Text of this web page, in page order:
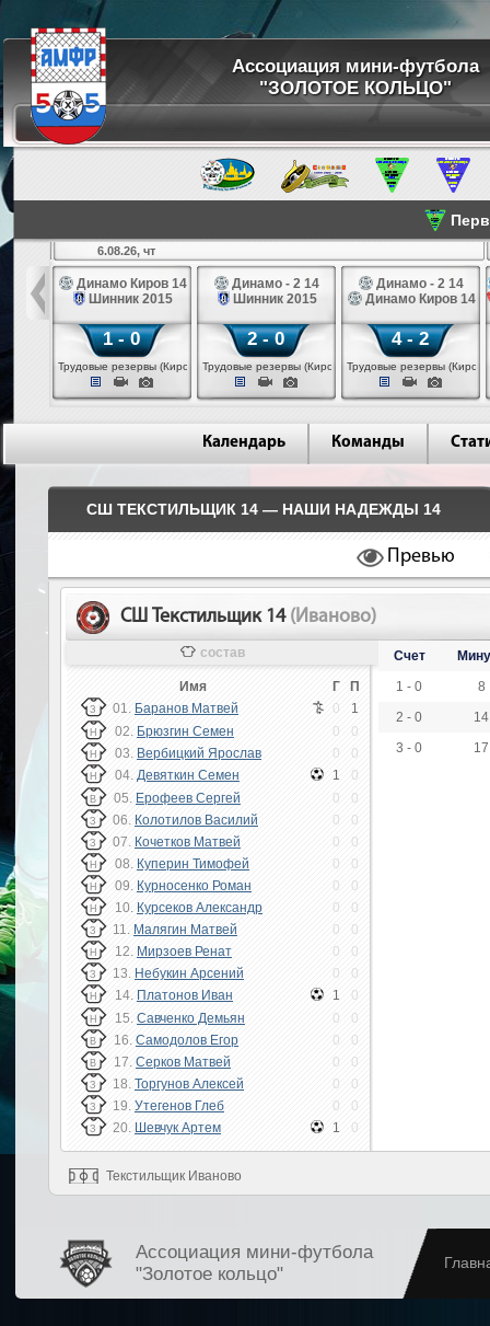
Ассоциация мини-футбола
"ЗОЛОТОЕ КОЛЬЦО"
14
6.08.26, чт
Динамо Киров 14
Шинник 2015
1 - 0
Трудовые резервы (Киров)
Динамо - 2 14
Шинник 2015
2 - 0
Трудовые резервы (Киров)
Динамо - 2 14
Динамо Киров 14
4 - 2
Трудовые резервы (Киров)
Календарь Команды
СШ ТЕКСТИЛЬЩИК 14 — НАШИ НАДЕЖДЫ 14
Превью
СШ Текстильщик 14 (Иваново)
состав
Имя Г П
З 01. Баранов Матвей 0 1
Н 02. Брюзгин Семен 0 0
Н 03. Вербицкий Ярослав 0 0
Н 04. Девяткин Семен 1 0
В 05. Ерофеев Сергей 0 0
З 06. Колотилов Василий 0 0
З 07. Кочетков Матвей 0 0
Н 08. Куперин Тимофей 0 0
Н 09. Курносенко Роман 0 0
Н 10. Курсеков Александр 0 0
З 11. Малягин Матвей 0 0
Н 12. Мирзоев Ренат 0 0
З 13. Небукин Арсений 0 0
Н 14. Платонов Иван 1 0
Н 15. Савченко Демьян 0 0
В 16. Самодолов Егор 0 0
В 17. Серков Матвей 0 0
З 18. Торгунов Алексей 0 0
З 19. Утегенов Глеб 0 0
З 20. Шевчук Артем 1 0
Счет
1 - 0
8
2 - 0
14
3 - 0
17
Текстильщик Иваново
Ассоциация мини-футбола
"Золотое кольцо"